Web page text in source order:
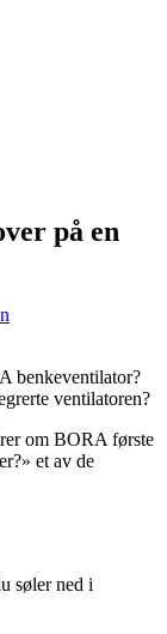
på en
benkeventilator?
ventilatoren?
om BORA første
et av de
søler ned i